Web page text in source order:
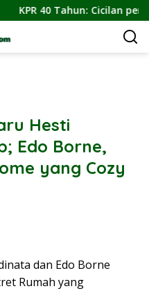
40 Tahun: Cicilan per
Hesti
Edo Borne,
yang Cozy
dan Edo Borne
Rumah yang